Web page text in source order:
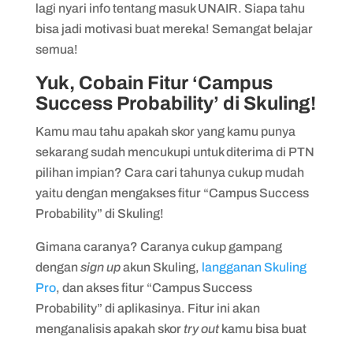
lagi nyari info tentang masuk UNAIR. Siapa tahu
bisa jadi motivasi buat mereka! Semangat belajar
semua!
Yuk, Cobain Fitur ‘Campus
Success Probability’ di Skuling!
Kamu mau tahu apakah skor yang kamu punya
sekarang sudah mencukupi untuk diterima di PTN
pilihan impian? Cara cari tahunya cukup mudah
yaitu dengan mengakses fitur “Campus Success
Probability” di Skuling!
Gimana caranya? Caranya cukup gampang
dengansign upakun Skuling, langganan Skuling
Pro, dan akses fitur “Campus Success
Probability” di aplikasinya. Fitur ini akan
menganalisis apakah skor try outkamu bisa buat